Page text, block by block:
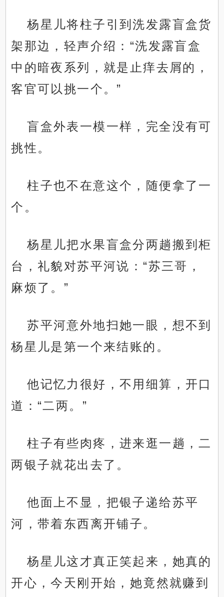
杨星儿将柱子引到洗发露盲盒货
架那边，轻声介绍：“洗发露盲盒
中的暗夜系列，就是止痒去屑的，
客官可以挑一个。”
盲盒外表一模一样，完全没有可
挑性。
柱子也不在意这个，随便拿了一
个。
杨星儿把水果盲盒分两趟搬到柜
台，礼貌对苏平河说：“苏三哥，
麻烦了。”
苏平河意外地扫她一眼，想不到
杨星儿是第一个来结账的。
他记忆力很好，不用细算，开口
道：“二两。”
柱子有些肉疼，进来逛一趟，二
两银子就花出去了。
他面上不显，把银子递给苏平
河，带着东西离开铺子。
杨星儿这才真正笑起来，她真的
开心，今天刚开始，她竟然就赚到